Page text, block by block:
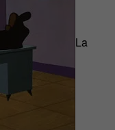
La